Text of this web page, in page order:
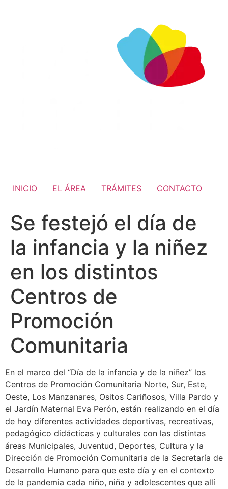
INICIO EL ÁREA TRÁMITES CONTACTO
Se festejó el día de
la infancia y la niñez
en los distintos
Centros de
Promoción
Comunitaria
En el marco del “Día de la infancia y de la niñez” los
Centros de Promoción Comunitaria Norte, Sur, Este,
Oeste, Los Manzanares, Ositos Cariñosos, Villa Pardo y
el Jardín Maternal Eva Perón, están realizando en el día
de hoy diferentes actividades deportivas, recreativas,
pedagógico didácticas y culturales con las distintas
áreas Municipales, Juventud, Deportes, Cultura y la
Dirección de Promoción Comunitaria de la Secretaría de
Desarrollo Humano para que este día y en el contexto
de la pandemia cada niño, niña y adolescentes que allí